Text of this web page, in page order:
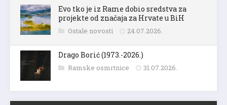
Evo tko je iz Rame dobio sredstva za
projekte od značaja za Hrvate u BiH
Ostale novosti 24.07.2026.
Drago Borić (1973.-2026.)
Ramske osmrtnice 31.07.2026.